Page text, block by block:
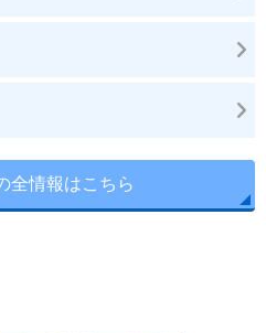
全情報はこちら